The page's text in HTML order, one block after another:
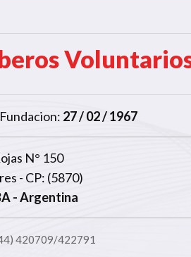
27 / 02 / 1967
N° 150
- CP: (5870)
- Argentina
420709/422791